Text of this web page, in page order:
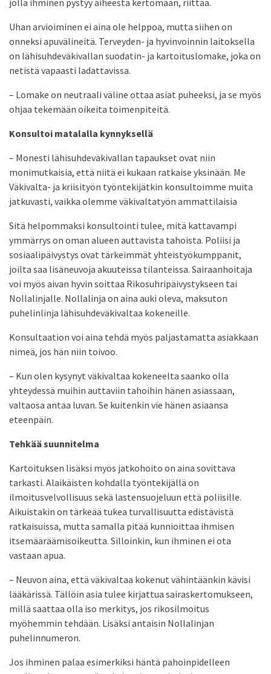
jolla ihminen pystyy aiheesta kertomaan, riittää.
Uhan arvioiminen ei aina ole helppoa, mutta siihen on
onneksi apuvälineitä. Terveyden- ja hyvinvoinnin laitoksella
on lähisuhdeväkivallan suodatin- ja kartoituslomake, joka on
netistä vapaasti ladattavissa.
– Lomake on neutraali väline ottaa asiat puheeksi, ja se myös
ohjaa tekemään oikeita toimenpiteitä.
Konsultoi matalalla kynnyksellä
– Monesti lähisuhdeväkivallan tapaukset ovat niin
monimutkaisia, että niitä ei kukaan ratkaise yksinään. Me
Väkivalta- ja kriisityön työntekijätkin konsultoimme muita
jatkuvasti, vaikka olemme väkivaltatyön ammattilaisia
Sitä helpommaksi konsultointi tulee, mitä kattavampi
ymmärrys on oman alueen auttavista tahoista. Poliisi ja
sosiaalipäivystys ovat tärkeimmät yhteistyökumppanit,
joilta saa lisäneuvoja akuuteissa tilanteissa. Sairaanhoitaja
voi myös aivan hyvin soittaa Rikosuhripäivystykseen tai
Nollalinjalle. Nollalinja on aina auki oleva, maksuton
puhelinlinja lähisuhdeväkivaltaa kokeneille.
Konsultaation voi aina tehdä myös paljastamatta asiakkaan
nimeä, jos hän niin toivoo.
– Kun olen kysynyt väkivaltaa kokeneelta saanko olla
yhteydessä muihin auttaviin tahoihin hänen asiassaan,
valtaosa antaa luvan. Se kuitenkin vie hänen asiaansa
eteenpäin.
Tehkää suunnitelma
Kartoituksen lisäksi myös jatkohoito on aina sovittava
tarkasti. Alaikäisten kohdalla työntekijällä on
ilmoitusvelvollisuus sekä lastensuojeluun että poliisille.
Aikuistakin on tärkeää tukea turvallisuutta edistävistä
ratkaisuissa, mutta samalla pitää kunnioittaa ihmisen
itsemääräämisoikeutta. Silloinkin, kun ihminen ei ota
vastaan apua.
– Neuvon aina, että väkivaltaa kokenut vähintäänkin kävisi
lääkärissä. Tällöin asia tulee kirjattua sairaskertomukseen,
millä saattaa olla iso merkitys, jos rikosilmoitus
myöhemmin tehdään. Lisäksi antaisin Nollalinjan
puhelinnumeron.
Jos ihminen palaa esimerkiksi häntä pahoinpidelleen